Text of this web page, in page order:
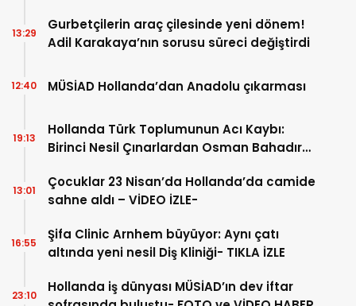
Gurbetçilerin araç çilesinde yeni dönem!
Adil Karakaya’nın sorusu süreci değiştirdi
13:29
MÜSİAD Hollanda’dan Anadolu çıkarması
12:40
Hollanda Türk Toplumunun Acı Kaybı:
Birinci Nesil Çınarlardan Osman Bahadır
19:13
Çocuklar 23 Nisan’da Hollanda’da camide
sahne aldı – VİDEO İZLE-
13:01
Şifa Clinic Arnhem büyüyor: Aynı çatı
altında yeni nesil Diş Kliniği- TIKLA İZLE
16:55
Hollanda iş dünyası MÜSİAD’ın dev iftar
23:10